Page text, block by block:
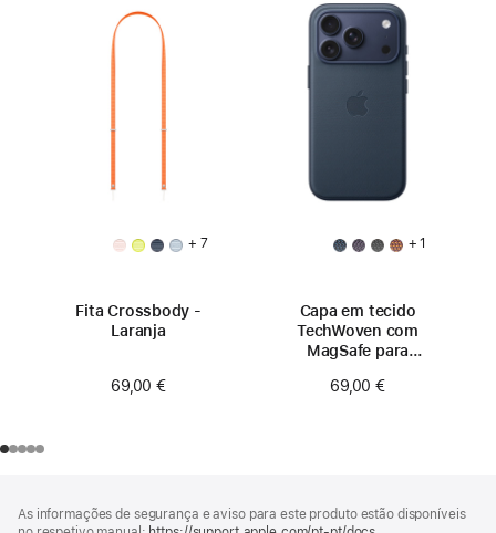
+ 7
Fita Crossbody -
Laranja
69,00 €
+ 1
Capa em tecido
TechWoven com
MagSafe para
69,00 €
de
As informações de segurança e aviso para este produto estão disponíveis